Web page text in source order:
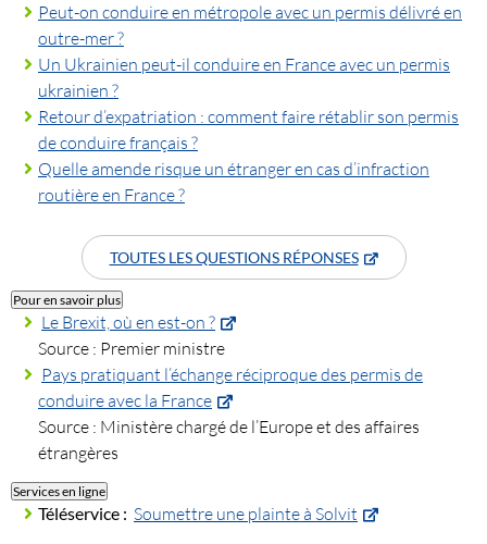
Peut-on conduire en métropole avec un permis délivré en
outre-mer ?
Un Ukrainien peut-il conduire en France avec un permis
ukrainien ?
Retour d’expatriation : comment faire rétablir son permis
de conduire français ?
Quelle amende risque un étranger en cas d’infraction
routière en France ?
TOUTES LES QUESTIONS RÉPONSES
Pour en savoir plus
Le Brexit, où en est-on ?
Source : Premier ministre
Pays pratiquant l’échange réciproque des permis de
conduire avec la France
Source : Ministère chargé de l’Europe et des affaires
étrangères
Services en ligne
Téléservice : Soumettre une plainte à Solvit